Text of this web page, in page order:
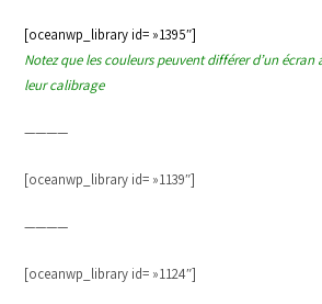
[oceanwp_library id= »1395″]
Notez que les couleurs peuvent différer d’un écran
leur calibrage
————
[oceanwp_library id= »1139″]
————
[oceanwp_library id= »1124″]